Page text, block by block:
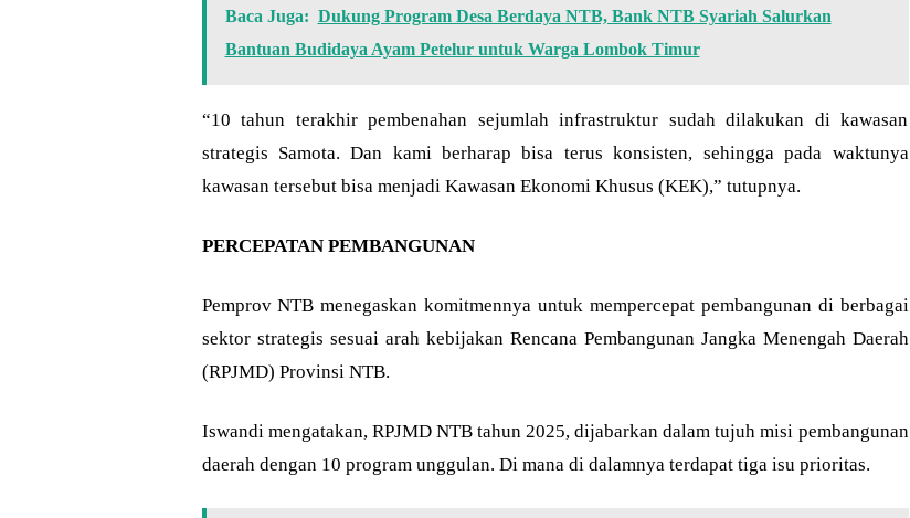
Baca Juga: Dukung Program Desa Berdaya NTB, Bank NTB Syariah Salurkan
Bantuan Budidaya Ayam Petelur untuk Warga Lombok Timur
“10 tahun terakhir pembenahan sejumlah infrastruktur sudah dilakukan di kawasan
strategis Samota. Dan kami berharap bisa terus konsisten, sehingga pada waktunya
kawasan tersebut bisa menjadi Kawasan Ekonomi Khusus (KEK),” tutupnya.
PERCEPATAN PEMBANGUNAN
Pemprov NTB menegaskan komitmennya untuk mempercepat pembangunan di berbagai
sektor strategis sesuai arah kebijakan Rencana Pembangunan Jangka Menengah Daerah
(RPJMD) Provinsi NTB.
Iswandi mengatakan, RPJMD NTB tahun 2025, dijabarkan dalam tujuh misi pembangunan
daerah dengan 10 program unggulan. Di mana di dalamnya terdapat tiga isu prioritas.